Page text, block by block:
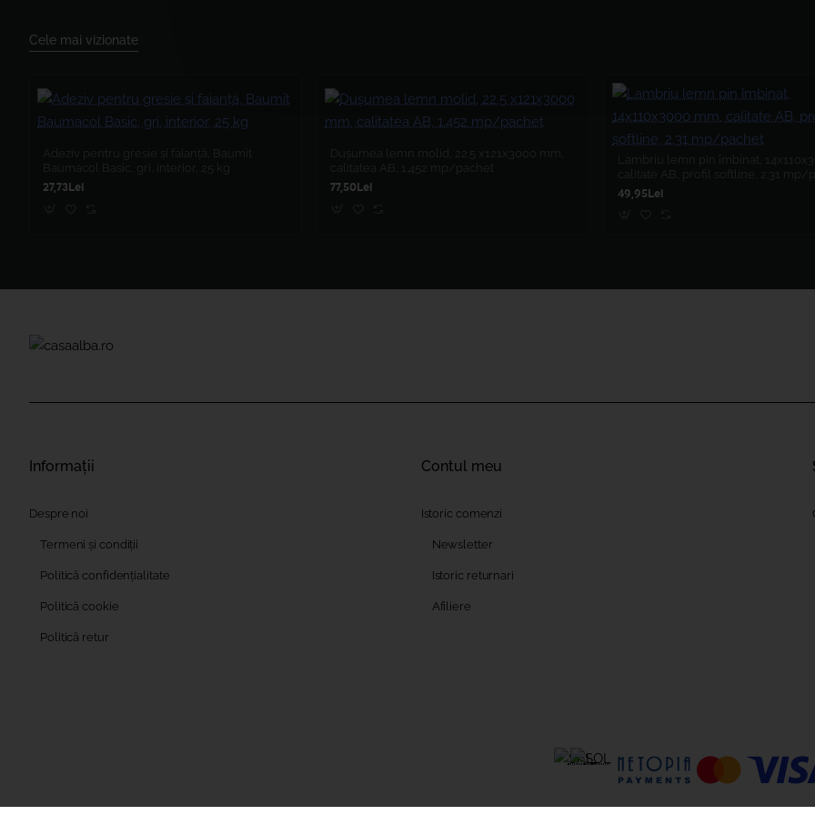
Cele mai vizionate
Adeziv pentru gresie și faianță, Baumit
27,73Lei
calitatea AB, 1.452 mp/pachet
77,50Lei
calitate AB, profil softline, 2.31 mp/
49,95Lei
Informații
Despre noi
Termeni și condiții
Politică confidențialitate
Politică cookie
Politică retur
Contul meu
Istoric comenzi
Newsletter
Istoric returnari
Afiliere